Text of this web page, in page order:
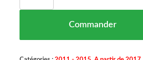
Commander